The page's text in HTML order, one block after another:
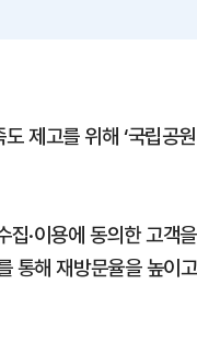
제고를 위해 ‘국립공
·이용에 동의한 고객
통해 재방문율을 높이